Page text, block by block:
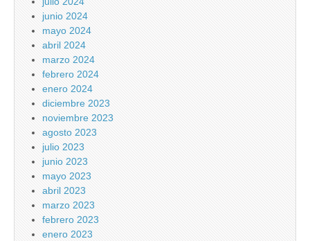
junio 2024
mayo 2024
abril 2024
marzo 2024
febrero 2024
enero 2024
diciembre 2023
noviembre 2023
agosto 2023
julio 2023
junio 2023
mayo 2023
abril 2023
marzo 2023
febrero 2023
enero 2023